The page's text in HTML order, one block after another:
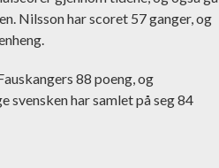
Nilsson har scoret 57 ganger, og
88 poeng, og
svensken har samlet på seg 84